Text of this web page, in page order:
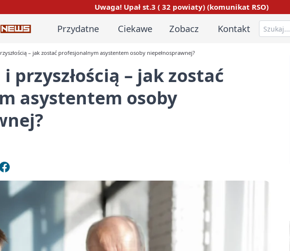
Uwaga! Upał st.3 ( 32 powiaty) (komunikat RSO)
Przydatne Ciekawe Zobacz Kontakt
– jak zostać profesjonalnym asystentem osoby niepełnosprawnej?
przyszłością – jak zostać
asystentem osoby